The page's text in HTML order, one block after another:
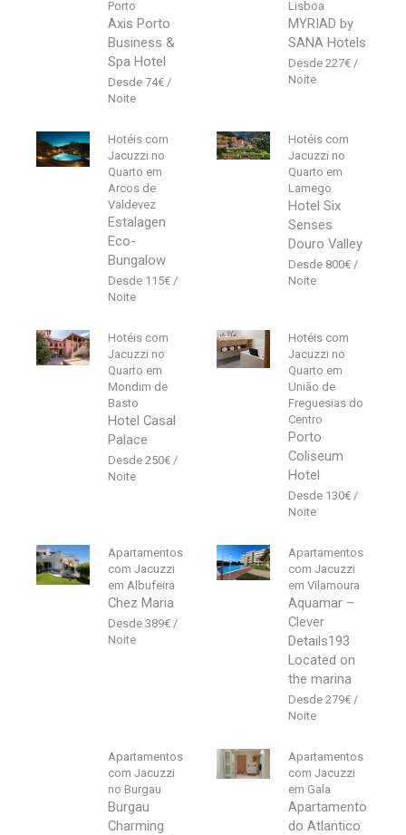
Porto
Axis Porto
Business &
Spa Hotel
74€
Lisboa
MYRIAD by
SANA Hotels
227€
Hotéis com
Jacuzzi no
Quarto em
Arcos de
Valdevez
Estalagen
Eco-
Bungalow
115€
Hotéis com
Jacuzzi no
Quarto em
Lamego
Hotel Six
Senses
Douro Valley
800€
Hotéis com
Jacuzzi no
Quarto em
Mondim de
Basto
Hotel Casal
Palace
250€
Hotéis com
Jacuzzi no
Quarto em
União de
Freguesias do
Centro
Porto
Coliseum
Hotel
130€
Apartamentos
com Jacuzzi
em Albufeira
Chez Maria
389€
Apartamentos
com Jacuzzi
em Vilamoura
Aquamar –
Clever
Details193
Located on
the marina
279€
Apartamentos
com Jacuzzi
no Burgau
Burgau
Charming
Apartamentos
com Jacuzzi
em Gala
Apartamento
do Atlantico